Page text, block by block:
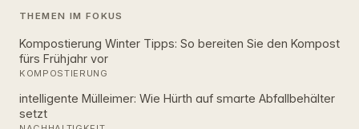
THEMEN IM FOKUS
Kompostierung Winter Tipps: So bereiten Sie den Kompost
fürs Frühjahr vor
KOMPOSTIERUNG
intelligente Mülleimer: Wie Hürth auf smarte Abfallbehälter
setzt